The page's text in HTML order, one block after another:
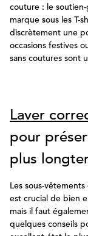
couture : le
marque sous les T-
discrètement une
occasions festives
sans coutures sont
Laver
pour
plus
Les sous-
est crucial de bien
mais il faut
quelques conseils